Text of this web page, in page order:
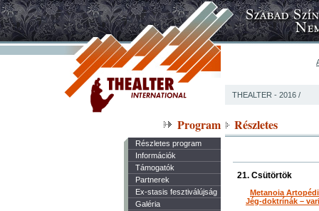
THEALTER - 2016 /
Program
Részletes program
Információk
Támogatók
Partnerek
Ex-stasis fesztiválújság
Galéria
Részletes
21. Csütörtök
Metanoia
Jég-doktrínák –